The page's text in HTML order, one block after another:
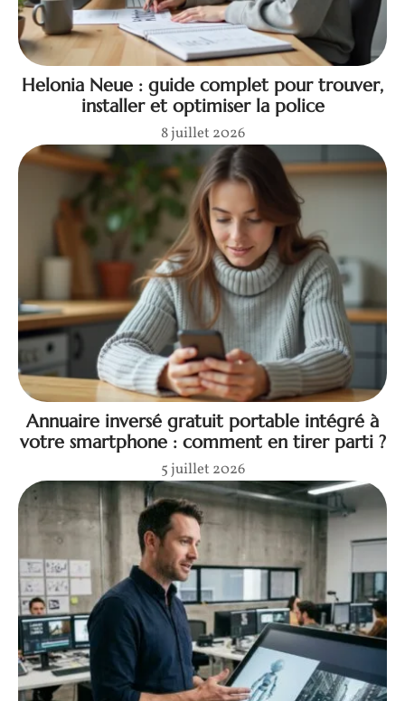
Helonia Neue : guide complet pour trouver,
installer et optimiser la police
8 juillet 2026
Annuaire inversé gratuit portable intégré à
votre smartphone : comment en tirer parti ?
5 juillet 2026